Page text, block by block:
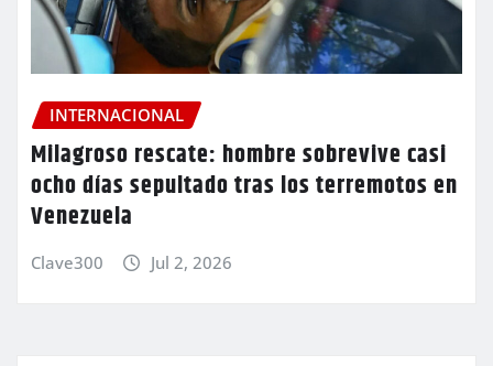
INTERNACIONAL
Milagroso rescate: hombre sobrevive casi
ocho días sepultado tras los terremotos en
Venezuela
Clave300 Jul 2, 2026